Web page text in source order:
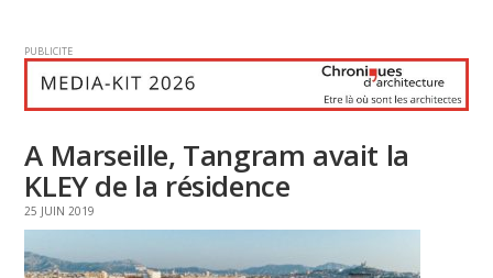
PUBLICITE
A Marseille, Tangram avait la
KLEY de la résidence
25 JUIN 2019